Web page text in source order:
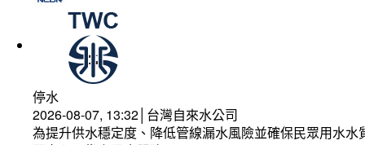
停水
2026-08-07, 13:32│台灣自來水公司
為提升供水穩定度、降低管線漏水風險並確保民眾用水